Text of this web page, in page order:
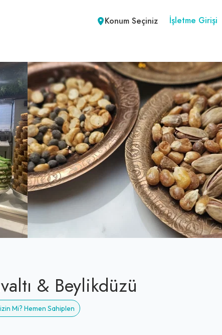
Konum Seçiniz İşletme Girişi
& Beylikdüzü
Mi? Hemen Sahiplen